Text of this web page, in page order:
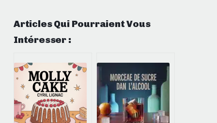
Articles Qui Pourraient Vous
Intéresser :